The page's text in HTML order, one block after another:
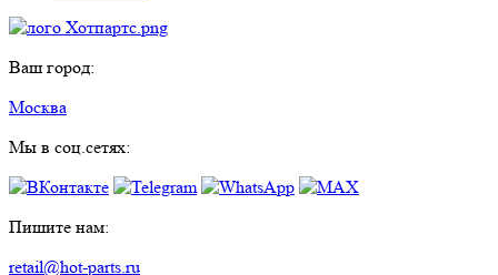
Ваш город:
Москва
Мы в соц.сетях:
Пишите нам:
retail@hot-parts.ru